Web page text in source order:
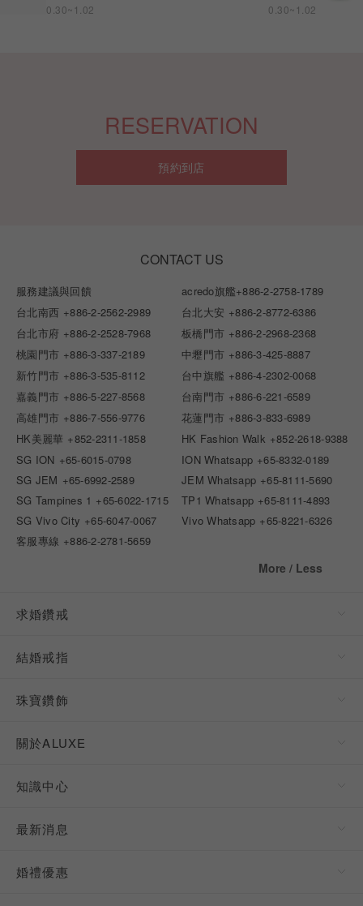
0.30~1.02 0.30~1.02
RESERVATION
預約到店
CONTACT US
服務建議與回饋 acredo旗艦+886-2-2758-1789
台北南西 +886-2-2562-2989 台北大安 +886-2-8772-6386
台北市府 +886-2-2528-7968 板橋門市 +886-2-2968-2368
桃園門市 +886-3-337-2189 中壢門市 +886-3-425-8887
新竹門市 +886-3-535-8112 台中旗艦 +886-4-2302-0068
嘉義門市 +886-5-227-8568 台南門市 +886-6-221-6589
高雄門市 +886-7-556-9776 花蓮門市 +886-3-833-6989
HK美麗華 +852-2311-1858 HK Fashion Walk +852-2618-9388
SG ION +65-6015-0798 ION Whatsapp +65-8332-0189
SG JEM +65-6992-2589 JEM Whatsapp +65-8111-5690
SG Tampines 1 +65-6022-1715 TP1 Whatsapp +65-8111-4893
SG Vivo City +65-6047-0067 Vivo Whatsapp +65-8221-6326
客服專線 +886-2-2781-5659
More / Less
求婚鑽戒
結婚戒指
珠寶鑽飾
關於ALUXE
知識中心
最新消息
婚禮優惠